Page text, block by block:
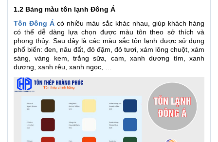
1.2 Bảng màu tôn lạnh Đông Á
Tôn Đông Á có nhiều màu sắc khác nhau, giúp khách hàng
có thể dễ dàng lựa chọn được màu tôn theo sở thích và
phong thủy. Sau đây là các màu sắc tôn lạnh được sử dụng
phổ biến: đen, nâu đất, đỏ đậm, đỏ tươi, xám lông chuột, xám
sáng, vàng kem, trắng sữa, cam, xanh dương tím, xanh
dương, xanh rêu, xanh ngọc, …